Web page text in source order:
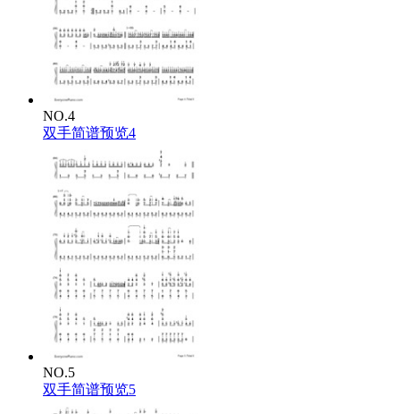
NO.4
双手简谱预览4
NO.5
双手简谱预览5